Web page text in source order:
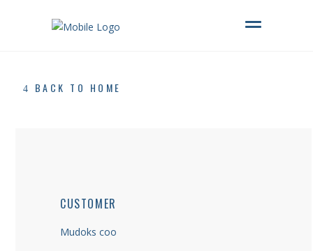
BACK TO HOME
CUSTOMER
Mudoks coo